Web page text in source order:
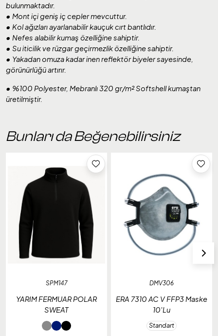
bulunmaktadır.
• Mont içi geniş iç cepler mevcuttur.
• Kol ağızları ayarlanabilir kauçuk cırt bantlıdır.
• Nefes alabilir kumaş özelliğine sahiptir.
• Su iticilik ve rüzgar geçirmezlik özelliğine sahiptir.
• Yakadan omuza kadar inen reflektör biyeler sayesinde,
görünürlüğü artırır.
• %100 Polyester, Mebranlı 320 gr/m² Softshell kumaştan
üretilmiştir.
Bunları da Beğenebilirsiniz
SPM147
YARIM FERMUAR POLAR
SWEAT
DMV306
ERA 7310 AC V FFP3 Maske
10'Lu
Standart